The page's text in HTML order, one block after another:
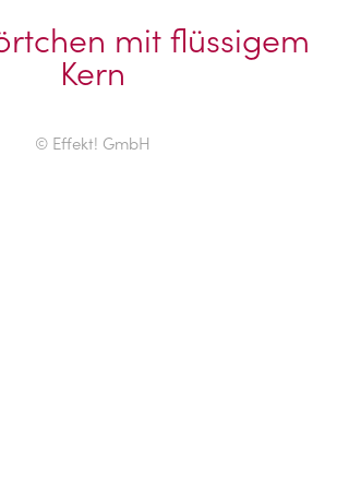
mit flüssigem
Kern
© Effekt! GmbH